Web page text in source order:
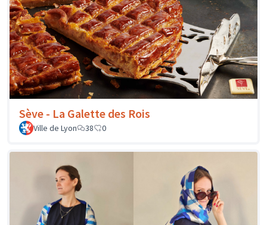
Sève - La Galette des Rois
Ville de Lyon 38 0